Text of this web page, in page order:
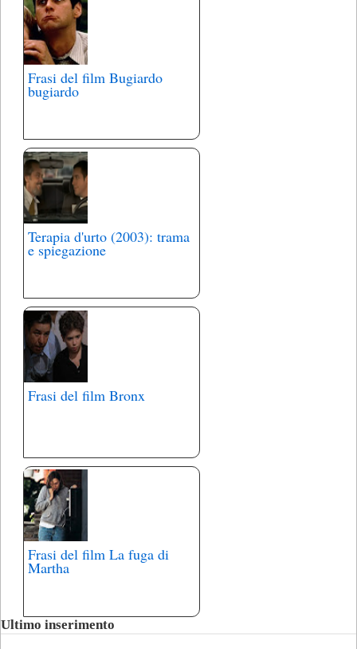
Frasi del film Bugiardo
bugiardo
Terapia d'urto (2003): trama
e spiegazione
Frasi del film Bronx
Frasi del film La fuga di
Martha
Ultimo inserimento